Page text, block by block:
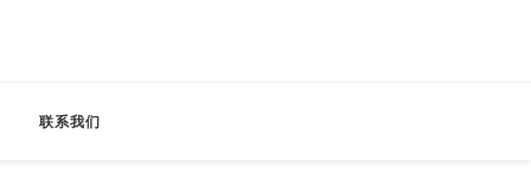
联系我们